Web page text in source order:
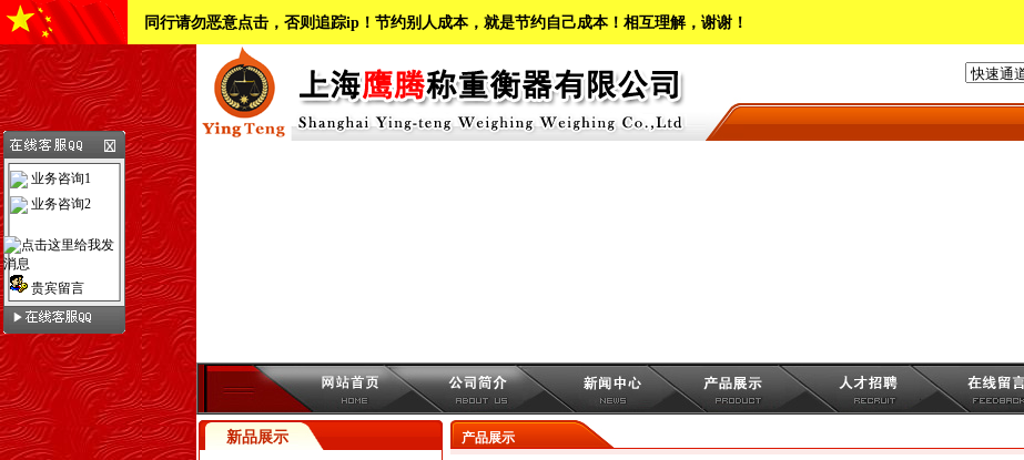
同行请勿恶意点击，否则追踪ip！节约别人成本，就是节约自己成本！相互理解，谢谢！
新品展示 产品展示
业务咨询1
业务咨询2
贵宾留言